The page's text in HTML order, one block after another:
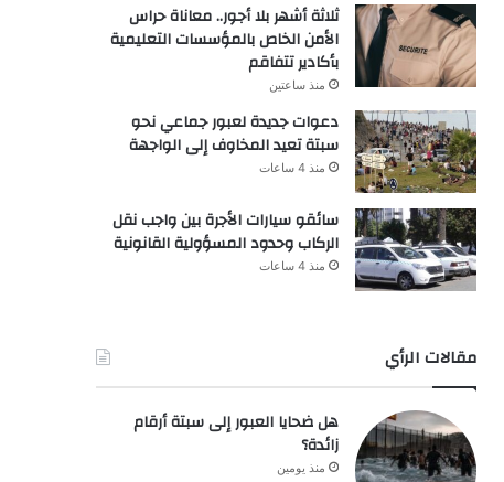
ثلاثة أشهر بلا أجور.. معاناة حراس
الأمن الخاص بالمؤسسات التعليمية
بأكادير تتفاقم
منذ ساعتين
دعوات جديدة لعبور جماعي نحو
سبتة تعيد المخاوف إلى الواجهة
منذ 4 ساعات
سائقو سيارات الأجرة بين واجب نقل
الركاب وحدود المسؤولية القانونية
منذ 4 ساعات
مقالات الرأي
هل ضحايا العبور إلى سبتة أرقام
زائدة؟
منذ يومين